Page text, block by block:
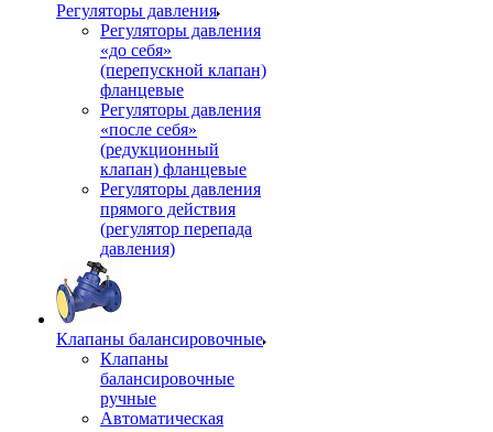
Регуляторы давления
Регуляторы давления
«до себя»
(перепускной клапан)
фланцевые
Регуляторы давления
«после себя»
(редукционный
клапан) фланцевые
Регуляторы давления
прямого действия
(регулятор перепада
давления)
Клапаны балансировочные
Клапаны
балансировочные
ручные
Автоматическая